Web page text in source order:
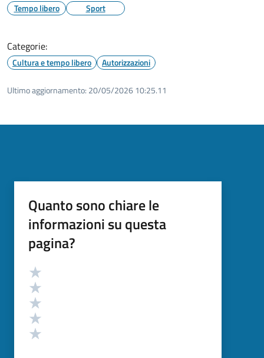
Tempo libero Sport
Categorie:
Cultura e tempo libero Autorizzazioni
Ultimo aggiornamento: 20/05/2026 10:25.11
Quanto sono chiare le
informazioni su questa
pagina?
Valutazione